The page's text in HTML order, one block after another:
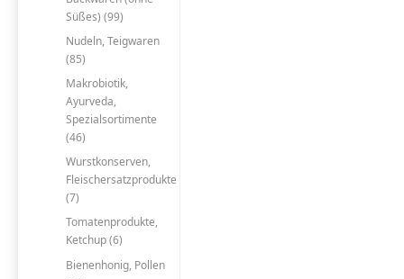
Süßes) (99)
Nudeln, Teigwaren
(85)
Makrobiotik,
Ayurveda,
Spezialsortimente
(46)
Wurstkonserven,
Fleischersatzprodukte
(7)
Tomatenprodukte,
Ketchup (6)
Bienenhonig, Pollen